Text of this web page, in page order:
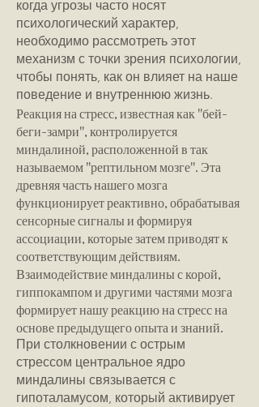
когда угрозы часто носят
психологический характер,
необходимо рассмотреть этот
механизм с точки зрения психологии,
чтобы понять, как он влияет на наше
поведение и внутреннюю жизнь.
Реакция на стресс, известная как "бей-
беги-замри", контролируется
миндалиной, расположенной в так
называемом "рептильном мозге". Эта
древняя часть нашего мозга
функционирует реактивно, обрабатывая
сенсорные сигналы и формируя
ассоциации, которые затем приводят к
соответствующим действиям.
Взаимодействие миндалины с корой,
гиппокампом и другими частями мозга
формирует нашу реакцию на стресс на
основе предыдущего опыта и знаний.
При столкновении с острым
стрессом центральное ядро
миндалины связывается с
гипоталамусом, который активирует